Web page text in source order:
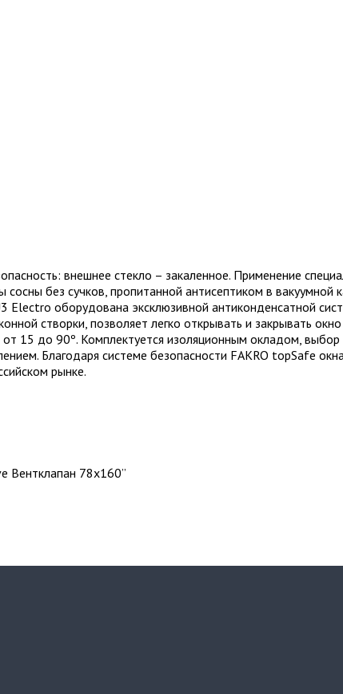
внешнее стекло – закаленное. Применение
без сучков, пропитанной антисептиком в
оборудована эксклюзивной антиконденсатной
створки, позволяет легко открывать и закрывать
15 до 90º. Комплектуется изоляционным окладом, выбор
Благодаря системе безопасности FAKRO topSafe
рынке.
Вентклапан 78х160”